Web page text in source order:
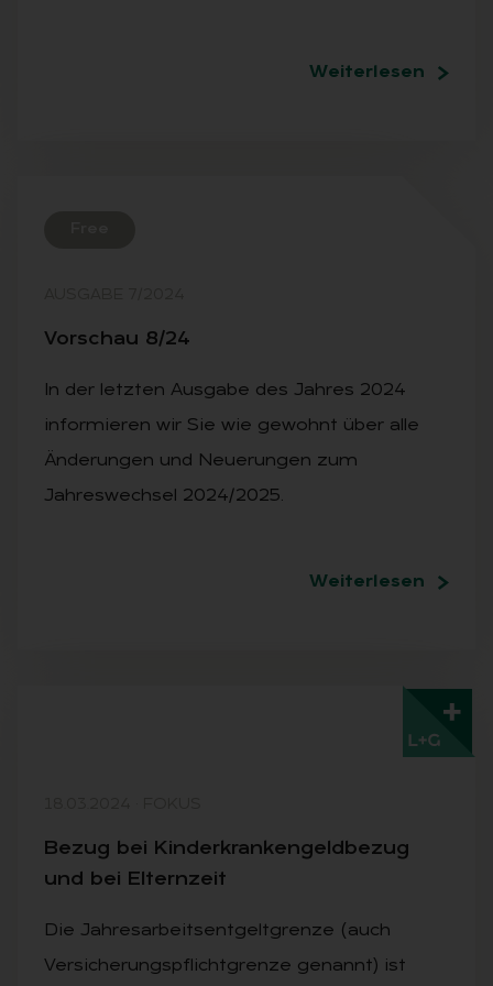
Weiterlesen
Vor­schau 8/24
In der letzten Ausgabe des Jahres 2024
informieren wir Sie wie gewohnt über alle
Änderungen und Neuerungen zum
Jahreswechsel 2024/2025.
Weiterlesen
Be­zug bei Kin­der­kran­ken­geld­be­zug
und bei El­tern­zeit
Die Jahresarbeitsentgeltgrenze (auch
Versicherungspflichtgrenze genannt) ist